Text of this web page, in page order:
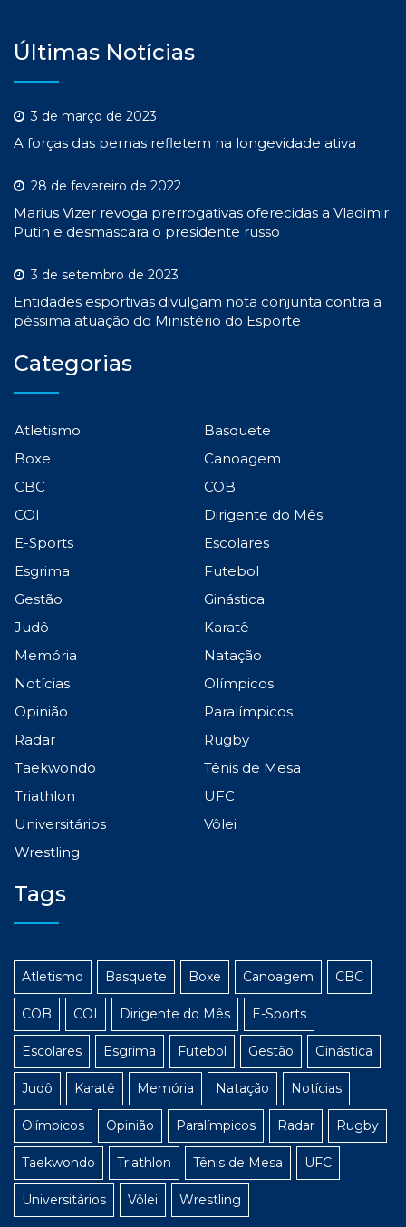
Últimas Notícias
3 de março de 2023
A forças das pernas refletem na longevidade ativa
28 de fevereiro de 2022
Marius Vizer revoga prerrogativas oferecidas a Vladimir
Putin e desmascara o presidente russo
3 de setembro de 2023
Entidades esportivas divulgam nota conjunta contra a
péssima atuação do Ministério do Esporte
Categorias
Atletismo
Basquete
Boxe
Canoagem
CBC
COB
COI
Dirigente do Mês
E-Sports
Escolares
Esgrima
Futebol
Gestão
Ginástica
Judô
Karatê
Memória
Natação
Notícias
Olímpicos
Opinião
Paralímpicos
Radar
Rugby
Taekwondo
Tênis de Mesa
Triathlon
UFC
Universitários
Vôlei
Wrestling
Tags
Atletismo Basquete Boxe Canoagem CBC
COB COI Dirigente do Mês E-Sports
Escolares Esgrima Futebol Gestão Ginástica
Judô Karatê Memória Natação Notícias
Olímpicos Opinião Paralímpicos Radar Rugby
Taekwondo Triathlon Tênis de Mesa UFC
Universitários Vôlei Wrestling